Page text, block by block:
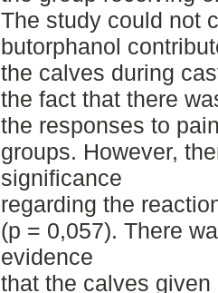
The study could not
butorphanol
the calves during
the fact that there
the responses to
groups. However,
significance
regarding the
(p = 0,057). There
evidence
that the calves